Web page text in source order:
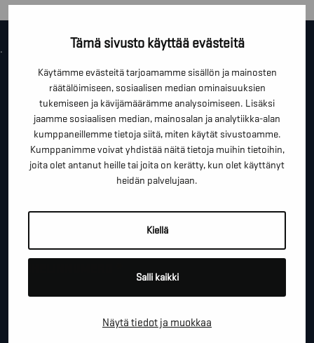
Tämä sivusto käyttää evästeitä
Käytämme evästeitä tarjoamamme sisällön ja mainosten
räätälöimiseen, sosiaalisen median ominaisuuksien
tukemiseen ja kävijämäärämme analysoimiseen. Lisäksi
jaamme sosiaalisen median, mainosalan ja analytiikka-alan
kumppaneillemme tietoja siitä, miten käytät sivustoamme.
Kumppanimme voivat yhdistää näitä tietoja muihin tietoihin,
joita olet antanut heille tai joita on kerätty, kun olet käyttänyt
heidän palvelujaan.
Kiellä
Salli kaikki
Näytä tiedot ja muokkaa
.
OTA YHTEYTTÄ!
Tällä lomakkeella voit kysyä lisäinfoa, pyytää ilmaista
kartoituskäyntiä tai ihan vain lähettää lämpimiä
terveisiä!
" näyttää pakolliset kentät
*